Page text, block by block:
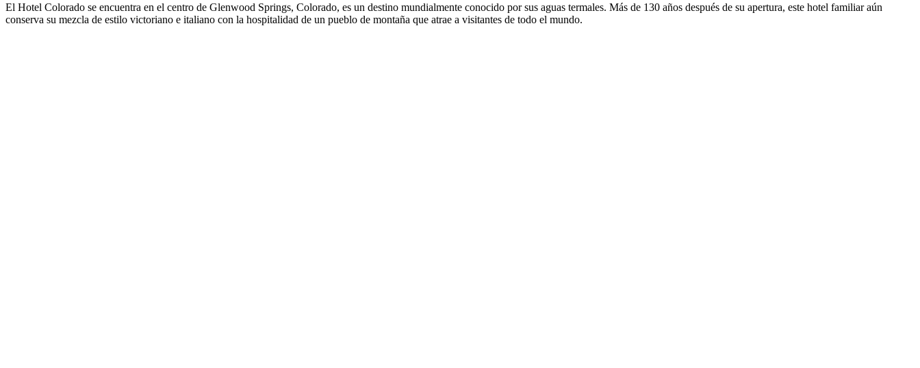
El Hotel Colorado se encuentra en el centro de Glenwood Springs, Colorado, es un destino mundialmente conocido por sus aguas termales. Más de 130 años después de su apertura, este hotel familiar aún
conserva su mezcla de estilo victoriano e italiano con la hospitalidad de un pueblo de montaña que atrae a visitantes de todo el mundo.